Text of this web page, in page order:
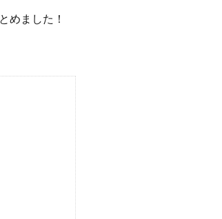
めました！